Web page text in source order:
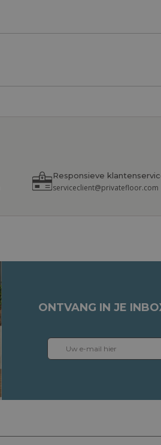
Responsieve
serviceclient@privatefloor.com
ONTVANG IN JE